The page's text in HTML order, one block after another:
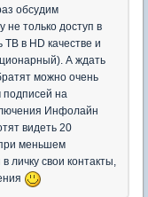
обсудим
не только доступ в
в HD качестве и
А ждать
можно очень
подписей на
Инфолайн
видеть 20
меньшем
свои контакты,